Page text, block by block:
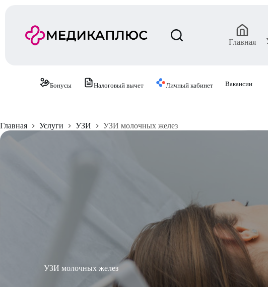
Главная
Бонусы Налоговый вычет Личный кабинет Вакансии
Главная Услуги УЗИ УЗИ молочных желез
УЗИ молочных желез